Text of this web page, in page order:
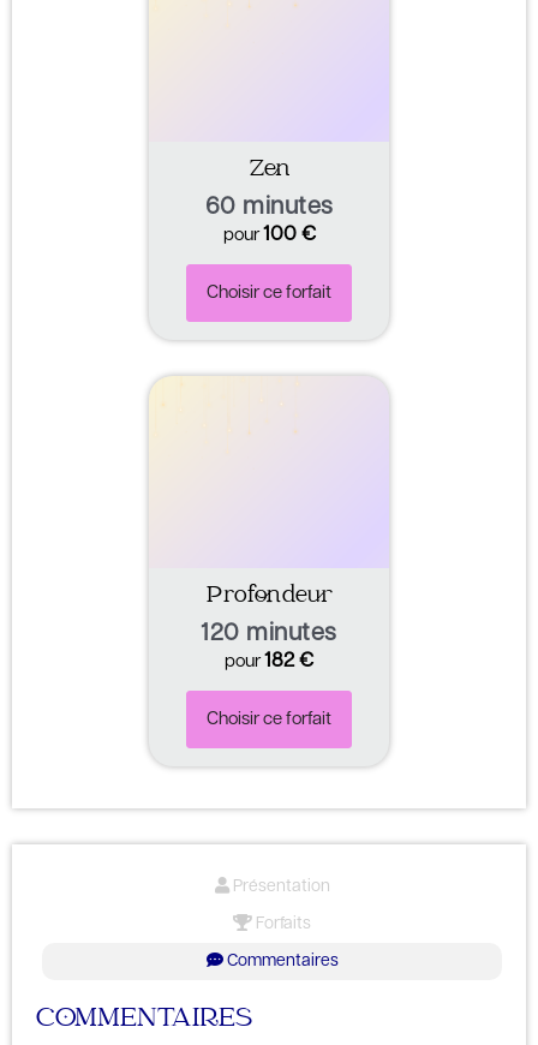
Zen
60 minutes
pour100 €
Choisir ce forfait
Profondeur
120 minutes
pour182 €
Choisir ce forfait
Présentation
Forfaits
Commentaires
COMMENTAIRES